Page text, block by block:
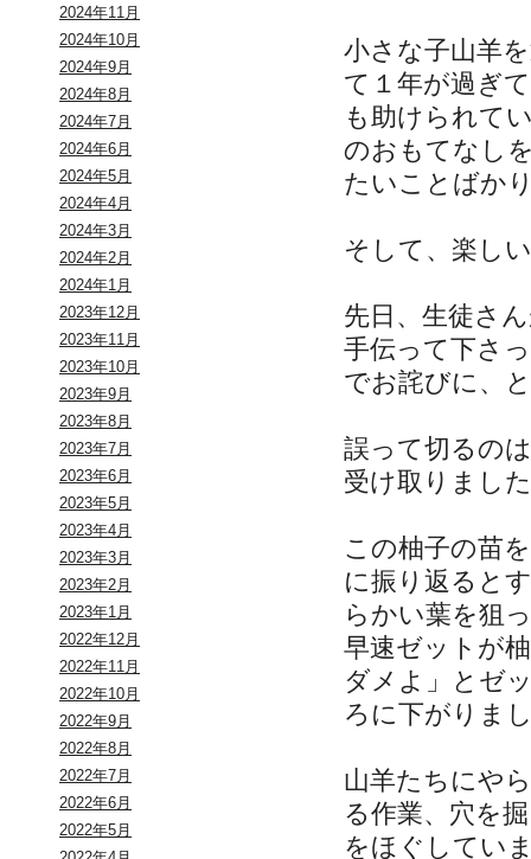
2024年11月
2024年10月
2024年9月
2024年8月
2024年7月
2024年6月
2024年5月
2024年4月
2024年3月
2024年2月
2024年1月
2023年12月
2023年11月
2023年10月
2023年9月
2023年8月
2023年7月
2023年6月
2023年5月
2023年4月
2023年3月
2023年2月
2023年1月
2022年12月
2022年11月
2022年10月
2022年9月
2022年8月
2022年7月
2022年6月
2022年5月
小さな子山羊
て１年が過ぎ
も助けられて
のおもてなし
たいことばか
そして、楽し
先日、生徒さ
手伝って下さ
でお詫びに、
誤って切るの
受け取りまし
この柚子の苗
に振り返ると
らかい葉を狙
早速ゼットが
ダメよ」とゼ
ろに下がりま
山羊たちにや
る作業、穴を
をほぐしてい